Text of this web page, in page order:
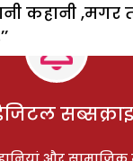
कहानी ,मगर